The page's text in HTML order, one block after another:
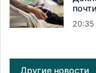
Другие новости